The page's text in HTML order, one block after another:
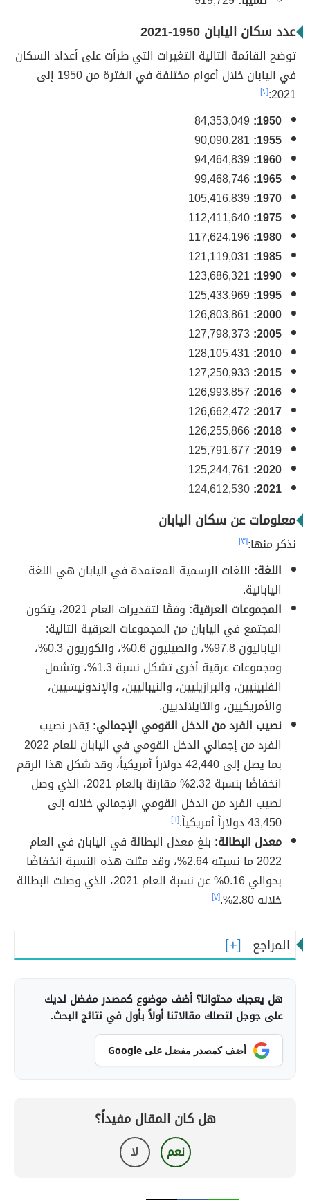
عدد سكان اليابان 1950-2021
توضح القائمة التالية التغيرات التي طرأت على أعداد السكان
في اليابان خلال أعوام مختلفة في الفترة من 1950 إلى
2021:[٢]
1950:
84,353,049
1955:
90,090,281
1960:
94,464,839
1965:
99,468,746
1970:
105,416,839
1975:
112,411,640
1980:
117,624,196
1985:
121,119,031
1990:
123,686,321
1995:
125,433,969
2000:
126,803,861
2005:
127,798,373
2010:
128,105,431
2015:
127,250,933
2016:
126,993,857
2017:
126,662,472
2018:
126,255,866
2019:
125,791,677
2020:
125,244,761
2021:
124,612,530
معلومات عن سكان اليابان
نذكر منها:[٣]
اللغة: اللغات الرسمية المعتمدة في اليابان هي اللغة
اليابانية.
المجموعات العرقية:
وفقًا لتقديرات العام 2021، يتكون
المجتمع في اليابان من المجموعات العرقية التالية:
اليابانيون 97.8%، والصينيون 0.6%، والكوريون 0.3%،
ومجموعات عرقية أخرى تشكل نسبة 1.3%، وتشمل
الفلبينيين، والبرازيليين، والنيباليين، والإندونيسيين،
والأمريكيين، والتايلانديين.
نصيب الفرد من الدخل القومي الإجمالي:يُقدر نصيب
الفرد من إجمالي الدخل القومي في اليابان للعام 2022
بما يصل إلى 42,440 دولاراً أمريكياً، وقد شكل هذا الرقم
انخفاضًا بنسبة 2.32% مقارنة بالعام 2021، الذي وصل
نصيب الفرد من الدخل القومي الإجمالي خلاله إلى
43,450 دولاراً أمريكياً.
[٦]
معدل البطالة: بلغ معدل البطالة في اليابان في العام
2022 ما نسبته 2.64%، وقد مثلت هذه النسبة انخفاضًا
بحوالي 0.16% عن نسبة العام 2021، الذي وصلت البطالة
خلاله 2.80%.
[٧]
المراجع
هل يعجبك محتوانا؟ أضف موضوع كمصدر مفضل لديك
على جوجل لتصلك مقالاتنا أولاً بأول في نتائج البحث.
أضف كمصدر مفضل على Google
هل كان المقال مفيداً؟
نعم لا